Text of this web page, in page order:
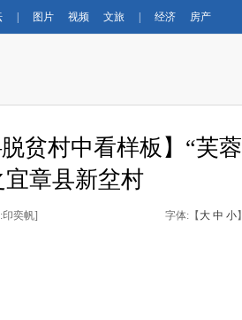
图片 视频 文旅 经济 房产
贫村中看样板】“芙蓉
章县新坌村
印奕帆] 字体:【 大 中 小】